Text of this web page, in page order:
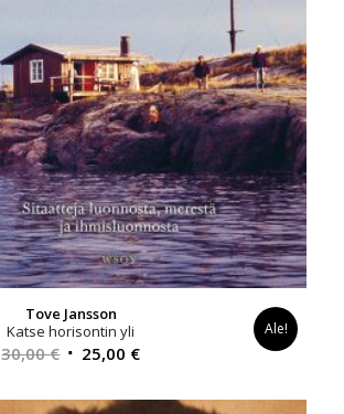
Tove Jansson
Katse horisontin yli
30,00€ Alkuperäinen
oli:
25,00 €Nykyinen
on:
Ale!